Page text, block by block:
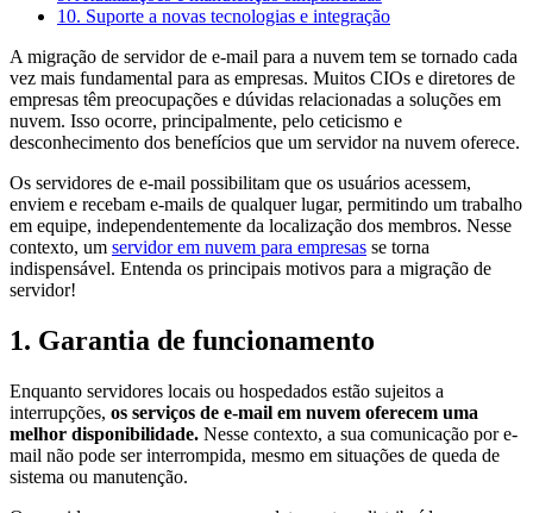
10. Suporte a novas tecnologias e integração
A migração de servidor de e-mail para a nuvem tem se tornado cada
vez mais fundamental para as empresas. Muitos CIOs e diretores de
empresas têm preocupações e dúvidas relacionadas a soluções em
nuvem. Isso ocorre, principalmente, pelo ceticismo e
desconhecimento dos benefícios que um servidor na nuvem oferece.
Os servidores de e-mail possibilitam que os usuários acessem,
enviem e recebam e-mails de qualquer lugar, permitindo um trabalho
em equipe, independentemente da localização dos membros. Nesse
contexto, um servidor em nuvem para empresas se torna
indispensável. Entenda os principais motivos para a migração de
servidor!
1. Garantia de funcionamento
Enquanto servidores locais ou hospedados estão sujeitos a
interrupções, os serviços de e-mail em nuvem oferecem uma
melhor disponibilidade. Nesse contexto, a sua comunicação por e-
mail não pode ser interrompida, mesmo em situações de queda de
sistema ou manutenção.